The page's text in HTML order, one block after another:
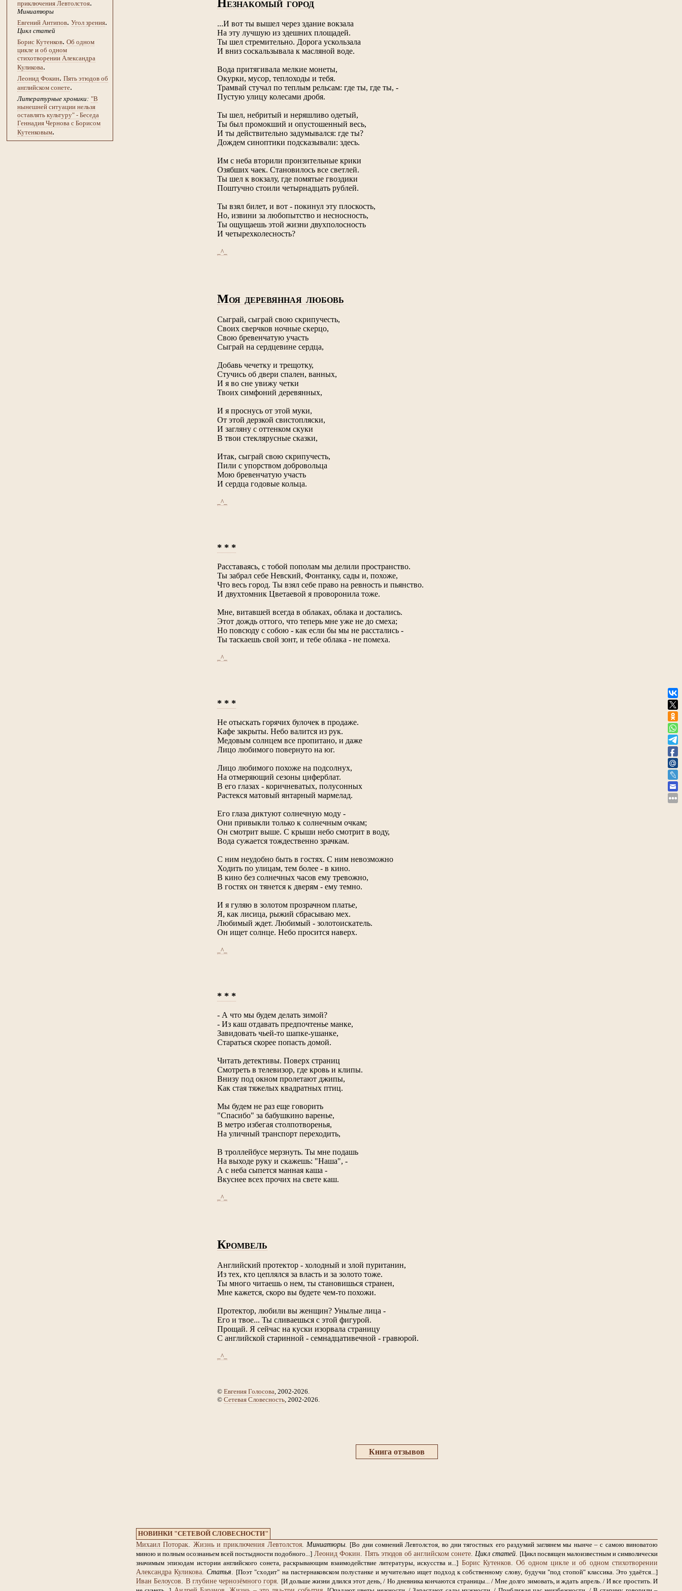
приключения Левтолстоя.
Миниатюры
Евгений Антипов. Угол зрения.
Цикл статей
Борис Кутенков. Об одном
цикле и об одном
стихотворении Александра
Куликова.
Леонид Фокин. Пять этюдов об
английском сонете.
Литературные хроники: "В
нынешней ситуации нельзя
оставлять культуру" - Беседа
Геннадия Чернова с Борисом
Кутенковым.
НЕЗНАКОМЫЙ ГОРОД
...И вот ты вышел через здание вокзала
На эту лучшую из здешних площадей.
Ты шел стремительно. Дорога ускользала
И вниз соскальзывала к масляной воде.
Вода притягивала мелкие монеты,
Окурки, мусор, теплоходы и тебя.
Трамвай стучал по теплым рельсам: где ты, где ты, -
Пустую улицу колесами дробя.
Ты шел, небритый и неряшливо одетый,
Ты был промокший и опустошенный весь,
И ты действительно задумывался: где ты?
Дождем синоптики подсказывали: здесь.
Им с неба вторили пронзительные крики
Озябших чаек. Становилось все светлей.
Ты шел к вокзалу, где помятые гвоздики
Поштучно стоили четырнадцать рублей.
Ты взял билет, и вот - покинул эту плоскость,
Но, извини за любопытство и несносность,
Ты ощущаешь этой жизни двухполосность
И четырехколесность?
_^_
МОЯ ДЕРЕВЯННАЯ ЛЮБОВЬ
Сыграй, сыграй свою скрипучесть,
Своих сверчков ночные скерцо,
Свою бревенчатую участь
Сыграй на сердцевине сердца,
Добавь чечетку и трещотку,
Стучись об двери спален, ванных,
И я во сне увижу четки
Твоих симфоний деревянных,
И я проснусь от этой муки,
От этой дерзкой свистопляски,
И загляну с оттенком скуки
В твои стеклярусные сказки,
Итак, сыграй свою скрипучесть,
Пили с упорством добровольца
Мою бревенчатую участь
И сердца годовые кольца.
_^_
* * *
Расставаясь, с тобой пополам мы делили пространство.
Ты забрал себе Невский, Фонтанку, сады и, похоже,
Что весь город. Ты взял себе право на ревность и пьянство.
И двухтомник Цветаевой я проворонила тоже.
Мне, витавшей всегда в облаках, облака и достались.
Этот дождь оттого, что теперь мне уже не до смеха;
Но повсюду с собою - как если бы мы не расстались -
Ты таскаешь свой зонт, и тебе облака - не помеха.
_^_
* * *
Не отыскать горячих булочек в продаже.
Кафе закрыты. Небо валится из рук.
Медовым солнцем все пропитано, и даже
Лицо любимого повернуто на юг.
Лицо любимого похоже на подсолнух,
На отмеряющий сезоны циферблат.
В его глазах - коричневатых, полусонных
Растекся матовый янтарный мармелад.
Его глаза диктуют солнечную моду -
Они привыкли только к солнечным очкам;
Он смотрит выше. С крыши небо смотрит в воду,
Вода сужается тождественно зрачкам.
С ним неудобно быть в гостях. С ним невозможно
Ходить по улицам, тем более - в кино.
В кино без солнечных часов ему тревожно,
В гостях он тянется к дверям - ему темно.
И я гуляю в золотом прозрачном платье,
Я, как лисица, рыжий сбрасываю мех.
Любимый ждет. Любимый - золотоискатель.
Он ищет солнце. Небо просится наверх.
_^_
* * *
- А что мы будем делать зимой?
- Из каш отдавать предпочтенье манке,
Завидовать чьей-то шапке-ушанке,
Стараться скорее попасть домой.
Читать детективы. Поверх страниц
Смотреть в телевизор, где кровь и клипы.
Внизу под окном пролетают джипы,
Как стая тяжелых квадратных птиц.
Мы будем не раз еще говорить
"Спасибо" за бабушкино варенье,
В метро избегая столпотворенья,
На уличный транспорт переходить,
В троллейбусе мерзнуть. Ты мне подашь
На выходе руку и скажешь: "Наша", -
А с неба сыпется манная каша -
Вкуснее всех прочих на свете каш.
_^_
КРОМВЕЛЬ
Английский протектор - холодный и злой пуританин,
Из тех, кто цеплялся за власть и за золото тоже.
Ты много читаешь о нем, ты становишься странен,
Мне кажется, скоро вы будете чем-то похожи.
Протектор, любили вы женщин? Унылые лица -
Его и твое... Ты сливаешься с этой фигурой.
Прощай. Я сейчас на куски изорвала страницу
С английской старинной - семнадцативечной - гравюрой.
_^_
© Евгения Голосова , 2002-2026.
© Сетевая Словесность , 2002-2026.
Книга отзывов
НОВИНКИ "СЕТЕВОЙ СЛОВЕСНОСТИ"
Михаил Поторак Жизнь и приключения Левтолстоя. Миниатюры.
[Во дни сомнений Левтолстоя, во дни тягостных его раздумий заглянем мы нынче – с самою виноватою
миною и полным осознаньем всей постыдности подобного...] Леонид Фокин Пять этюдов об английском сонете. Цикл статей.
[Цикл посвящен малоизвестным и символически
значимым эпизодам истории английского сонета, раскрывающим взаимодействие литературы, искусства и...] Борис Кутенков .Об одном цикле и об одном стихотворении
Александра Куликова .Статья [Поэт "сходит" на пастернаковском полустанке и мучительно ищет подход к собственному слову, будучи "под стопой" классика. Это удаётся...]
Иван Белоусов В глубине чернозёмного горя
[И дольше жизни длился этот день, / Но дневника кончаются страницы... / Мне долго зимовать, и ждать апрель. / И все простить. И